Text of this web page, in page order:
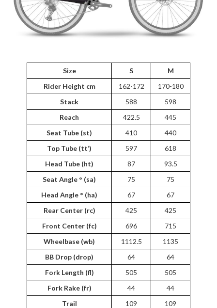
Size S
M
Rider Height cm
162-172
170-180
Stack
588
598
Reach
422.5
445
Seat Tube (st)
410
440
Top Tube (tt‘)
597
618
Head Tube (ht)
87
93.5
Seat Angle ° (sa)
75
75
Head Angle ° (ha)
67
67
Rear Center (rc)
425
425
Front Center (fc)
696
715
Wheelbase (wb)
1112.5
1135
BB Drop (drop)
64
64
Fork Length (fl)
505
505
Fork Rake (fr)
44
44
Trail
109
109